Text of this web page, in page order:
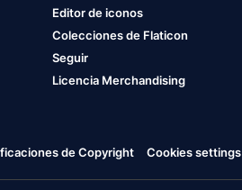
Editor de iconos
Colecciones de Flaticon
Seguir
Licencia Merchandising
de Copyright Cookies settings